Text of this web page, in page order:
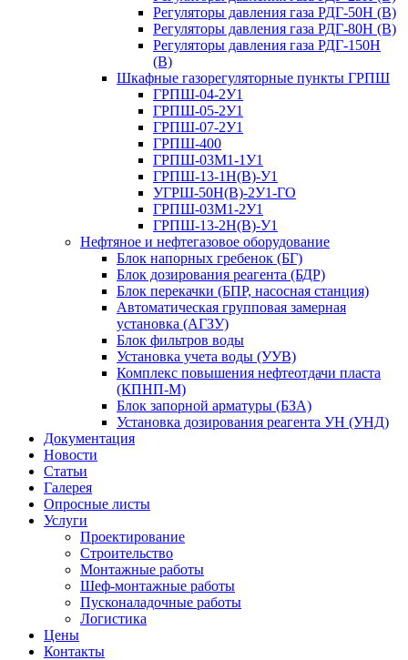
Регуляторы давления газа РДГ-50Н (В)
Регуляторы давления газа РДГ-80Н (В)
Регуляторы давления газа РДГ-150Н
(В)
Шкафные газорегуляторные пункты ГРПШ
ГРПШ-04-2У1
ГРПШ-05-2У1
ГРПШ-07-2У1
ГРПШ-400
ГРПШ-03М1-1У1
ГРПШ-13-1Н(В)-У1
УГРШ-50Н(В)-2У1-ГО
ГРПШ-03М1-2У1
ГРПШ-13-2Н(В)-У1
Нефтяное и нефтегазовое оборудование
Блок напорных гребенок (БГ)
Блок дозирования реагента (БДР)
Блок перекачки (БПР, насосная станция)
Автоматическая групповая замерная
установка (АГЗУ)
Блок фильтров воды
Установка учета воды (УУВ)
Комплекс повышения нефтеотдачи пласта
(КПНП-М)
Блок запорной арматуры (БЗА)
Установка дозирования реагента УН (УНД)
Документация
Новости
Статьи
Галерея
Опросные листы
Услуги
Проектирование
Строительство
Монтажные работы
Шеф-монтажные работы
Пусконаладочные работы
Логистика
Цены
Контакты